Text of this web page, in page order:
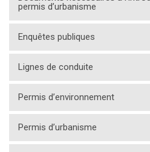
permis d’urbanisme
Enquêtes publiques
Lignes de conduite
Permis d’environnement
Permis d’urbanisme